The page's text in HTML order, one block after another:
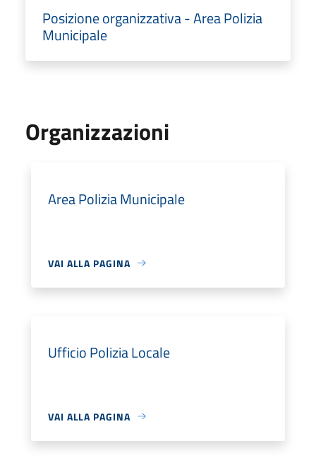
Posizione organizzativa - Area Polizia
Municipale
Organizzazioni
Area Polizia Municipale
VAI ALLA PAGINA
Ufficio Polizia Locale
VAI ALLA PAGINA